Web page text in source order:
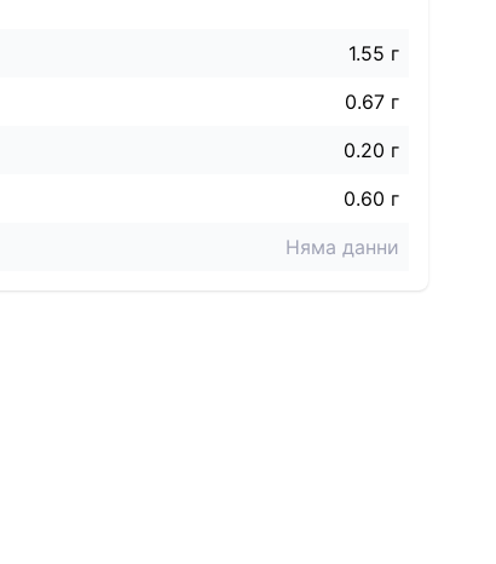
1.55 г
0.67 г
0.20 г
0.60 г
Няма данни